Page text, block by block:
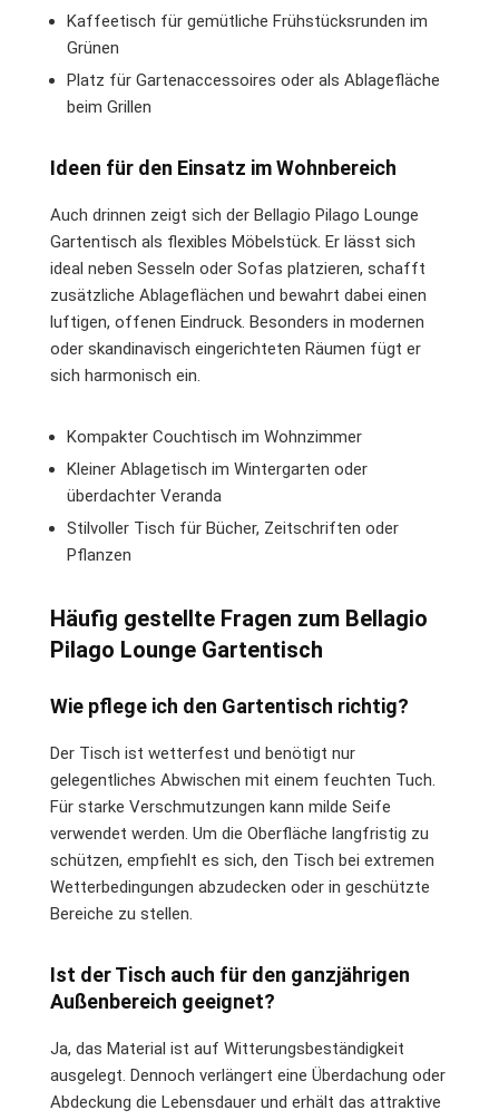
Kaffeetisch für gemütliche Frühstücksrunden im
Grünen
Platz für Gartenaccessoires oder als Ablagefläche
beim Grillen
Ideen für den Einsatz im Wohnbereich
Auch drinnen zeigt sich der Bellagio Pilago Lounge
Gartentisch als flexibles Möbelstück. Er lässt sich
ideal neben Sesseln oder Sofas platzieren, schafft
zusätzliche Ablageflächen und bewahrt dabei einen
luftigen, offenen Eindruck. Besonders in modernen
oder skandinavisch eingerichteten Räumen fügt er
sich harmonisch ein.
Kompakter Couchtisch im Wohnzimmer
Kleiner Ablagetisch im Wintergarten oder
überdachter Veranda
Stilvoller Tisch für Bücher, Zeitschriften oder
Pflanzen
Häufig gestellte Fragen zum Bellagio
Pilago Lounge Gartentisch
Wie pflege ich den Gartentisch richtig?
Der Tisch ist wetterfest und benötigt nur
gelegentliches Abwischen mit einem feuchten Tuch.
Für starke Verschmutzungen kann milde Seife
verwendet werden. Um die Oberfläche langfristig zu
schützen, empfiehlt es sich, den Tisch bei extremen
Wetterbedingungen abzudecken oder in geschützte
Bereiche zu stellen.
Ist der Tisch auch für den ganzjährigen
Außenbereich geeignet?
Ja, das Material ist auf Witterungsbeständigkeit
ausgelegt. Dennoch verlängert eine Überdachung oder
Abdeckung die Lebensdauer und erhält das attraktive